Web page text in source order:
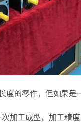
度的零件，但如果
加工成型，加工精